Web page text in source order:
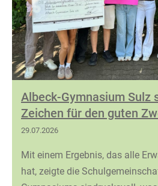
Albeck-Gymnasium Sulz
Zeichen für den guten
29.07.2026
Mit einem Ergebnis, das alle
hat, zeigte die